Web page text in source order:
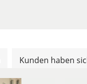
Kunden haben